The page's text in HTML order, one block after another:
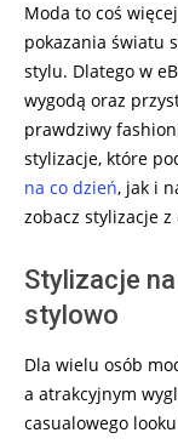
Moda to coś
pokazania światu
stylu. Dlatego w
wygodą oraz
prawdziwy
stylizacje, które
na co dzień, jak i
zobacz stylizacje
Stylizacje
stylowo
Dla wielu osób
a atrakcyjnym
casualowego